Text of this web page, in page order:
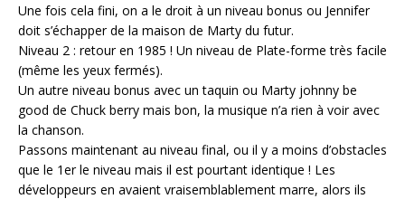
Une fois cela fini, on a le droit à un niveau bonus ou Jennifer
doit s’échapper de la maison de Marty du futur.
Niveau 2 : retour en 1985 ! Un niveau de Plate-forme très facile
(même les yeux fermés).
Un autre niveau bonus avec un taquin ou Marty johnny be
good de Chuck berry mais bon, la musique n’a rien à voir avec
la chanson.
Passons maintenant au niveau final, ou il y a moins d’obstacles
que le 1er le niveau mais il est pourtant identique ! Les
développeurs en avaient vraisemblablement marre, alors ils